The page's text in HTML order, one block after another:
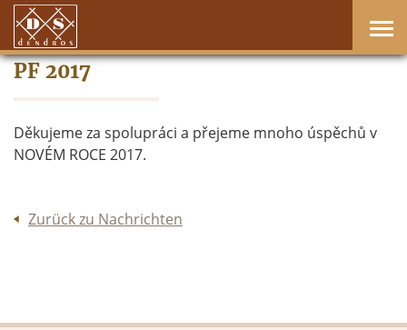
PF 2017
Děkujeme za spolupráci a přejeme mnoho úspěchů v
NOVÉM ROCE 2017.
Zurück zu Nachrichten